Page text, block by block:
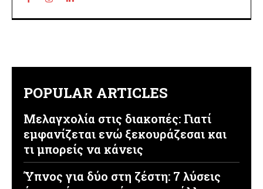
POPULAR ARTICLES
Μελαγχολία στις διακοπές: Γιατί
εμφανίζεται ενώ ξεκουράζεσαι και
τι μπορείς να κάνεις
Ύπνος για δύο στη ζέστη: 7 λύσεις